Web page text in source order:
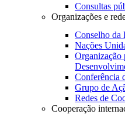
Consultas
Organizações e
Conselho da
Nações
Organização
Conferência
Grupo de
Redes de
Cooperação